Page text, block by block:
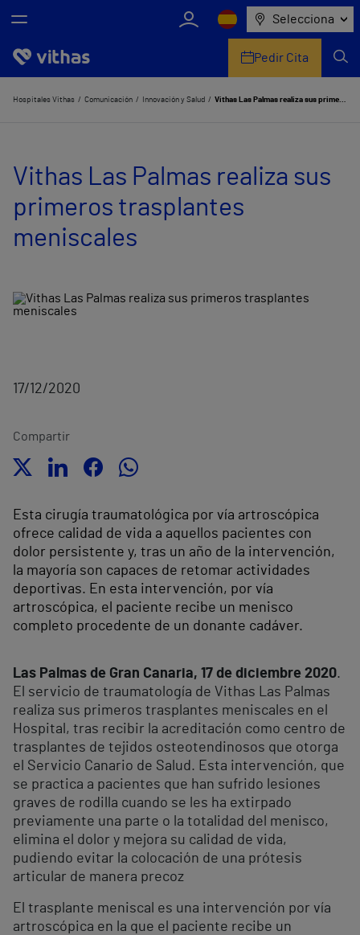
Selecciona
Nosotros
Servicios de salud
Equipo médico y asistencial
Comunicación
Pedir Cita
Hospitales Vithas Comunicación Innovación y Salud Vithas Las Palmas realiza sus primeros trasplantes meniscales
Vithas Las Palmas realiza sus
primeros trasplantes
meniscales
17/12/2020
Compartir
Esta cirugía traumatológica por vía artroscópica
ofrece calidad de vida a aquellos pacientes con
dolor persistente y, tras un año de la intervención,
la mayoría son capaces de retomar actividades
deportivas. En esta intervención, por vía
artroscópica, el paciente recibe un menisco
completo procedente de un donante cadáver.
Las Palmas de Gran Canaria, 17 de diciembre 2020.
El servicio de traumatología de Vithas Las Palmas
realiza sus primeros trasplantes meniscales en el
Hospital, tras recibir la acreditación como centro de
trasplantes de tejidos osteotendinosos que otorga
el Servicio Canario de Salud. Esta intervención, que
se practica a pacientes que han sufrido lesiones
graves de rodilla cuando se les ha extirpado
previamente una parte o la totalidad del menisco,
elimina el dolor y mejora su calidad de vida,
pudiendo evitar la colocación de una prótesis
articular de manera precoz
El trasplante meniscal es una intervención por vía
artroscópica en la que el paciente recibe un